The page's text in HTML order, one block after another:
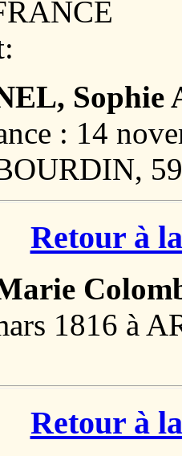
Sophie
: 14
Retour à
1816 à
Retour à